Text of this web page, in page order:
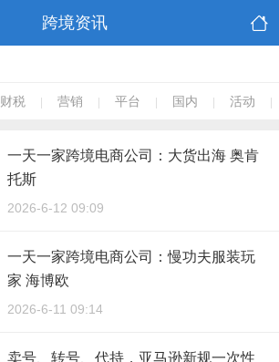
跨境资讯
财税 营销 平台 国内 活动
一天一家跨境电商公司：大货出海 奥肯
托斯
2026-6-12 09:09
一天一家跨境电商公司：慢功夫服装玩
家 海博欧
2026-6-11 09:14
卖号、转号、代持，亚马逊新规一次性